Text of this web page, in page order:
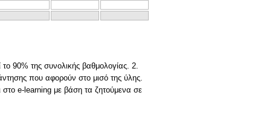
90% της συνολικής βαθμολογίας. 2.
που αφορούν στο μισό της ύλης.
στο e-learning με βάση τα ζητούμενα σε